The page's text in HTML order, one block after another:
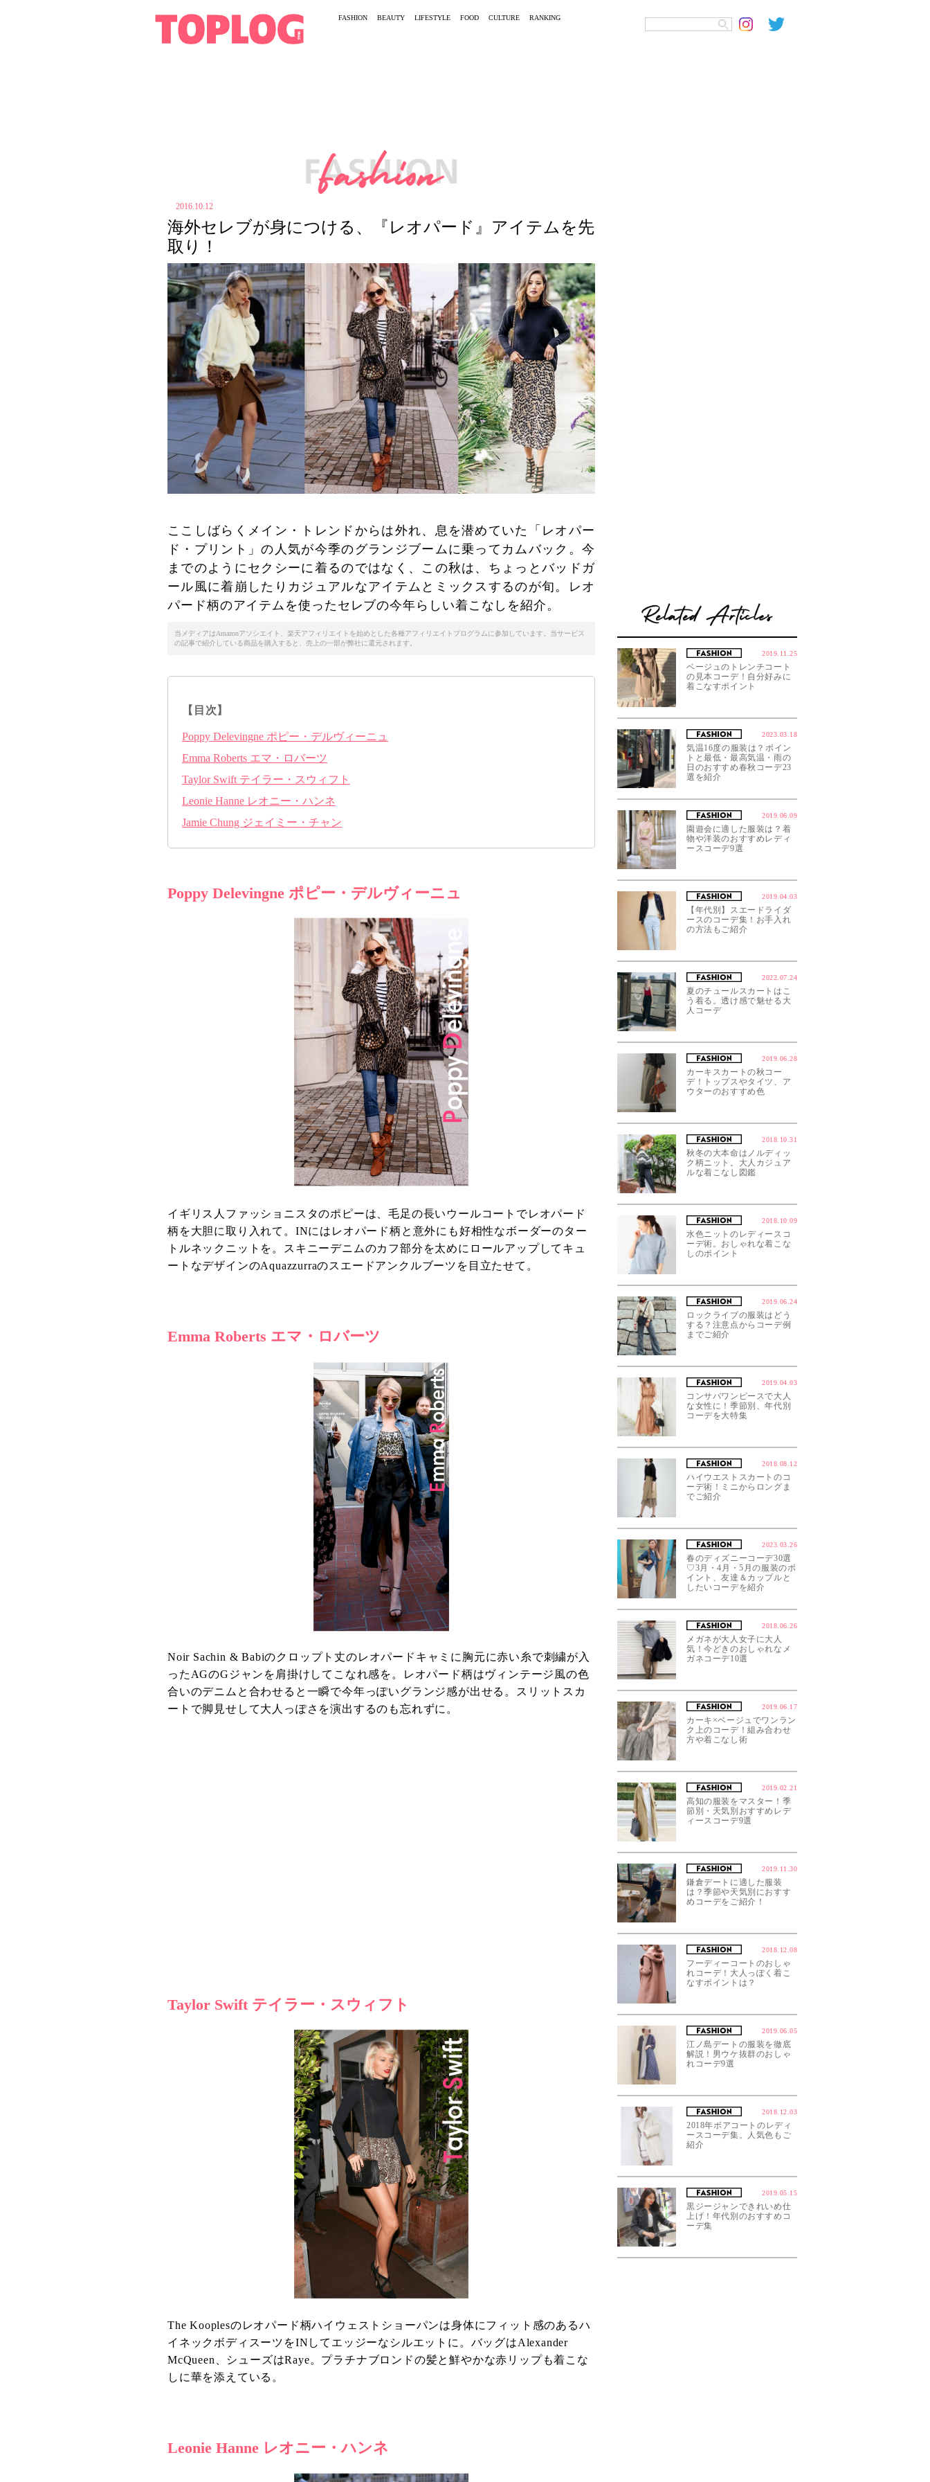
FASHION BEAUTY LIFESTYLE FOOD CULTURE RANKING
2016.10.12
海外セレブが身につける、『レオパード』アイテムを先
取り！
ここしばらくメイン・トレンドからは外れ、息を潜めていた「レオパー
ド・プリント」の人気が今季のグランジブームに乗ってカムバック。今
までのようにセクシーに着るのではなく、この秋は、ちょっとバッドガ
ール風に着崩したりカジュアルなアイテムとミックスするのが旬。レオ
パード柄のアイテムを使ったセレブの今年らしい着こなしを紹介。
当メディアはAmazonアソシエイト、楽天アフィリエイトを始めとした各種アフィリエイトプログラムに参加しています。当サービス
の記事で紹介している商品を購入すると、売上の一部が弊社に還元されます。
【目次】
Poppy Delevingne ポピー・デルヴィーニュ
Emma Roberts エマ・ロバーツ
Taylor Swift テイラー・スウィフト
Leonie Hanne レオニー・ハンネ
Jamie Chung ジェイミー・チャン
Poppy Delevingne ポピー・デルヴィーニュ
イギリス人ファッショニスタのポピーは、毛足の長いウールコートでレオパード
柄を大胆に取り入れて。INにはレオパード柄と意外にも好相性なボーダーのター
トルネックニットを。スキニーデニムのカフ部分を太めにロールアップしてキュ
ートなデザインのAquazzurraのスエードアンクルブーツを目立たせて。
Emma Roberts エマ・ロバーツ
Noir Sachin & Babiのクロップト丈のレオパードキャミに胸元に赤い糸で刺繍が入
ったAGのGジャンを肩掛けしてこなれ感を。レオパード柄はヴィンテージ風の色
合いのデニムと合わせると一瞬で今年っぽいグランジ感が出せる。スリットスカ
ートで脚見せして大人っぽさを演出するのも忘れずに。
Taylor Swift テイラー・スウィフト
The Kooplesのレオパード柄ハイウェストショーパンは身体にフィット感のあるハ
イネックボディスーツをINしてエッジーなシルエットに。バッグはAlexander
McQueen、シューズはRaye。プラチナブロンドの髪と鮮やかな赤リップも着こな
しに華を添えている。
Leonie Hanne レオニー・ハンネ
2019.11.25
ベージュのトレンチコート
の見本コーデ！自分好みに
着こなすポイント
2023.03.18
気温16度の服装は？ポイン
トと最低・最高気温・雨の
日のおすすめ春秋コーデ23
選を紹介
2019.06.09
園遊会に適した服装は？着
物や洋装のおすすめレディ
ースコーデ9選
2019.04.03
【年代別】スエードライダ
ースのコーデ集！お手入れ
の方法もご紹介
2022.07.24
夏のチュールスカートはこ
う着る。透け感で魅せる大
人コーデ
2019.06.28
カーキスカートの秋コー
デ！トップスやタイツ、ア
ウターのおすすめ色
2018.10.31
秋冬の大本命はノルディッ
ク柄ニット。大人カジュア
ルな着こなし図鑑
2018.10.09
水色ニットのレディースコ
ーデ術。おしゃれな着こな
しのポイント
2019.06.24
ロックライブの服装はどう
する？注意点からコーデ例
までご紹介
2019.04.03
コンサバワンピースで大人
な女性に！季節別、年代別
コーデを大特集
2018.08.12
ハイウエストスカートのコ
ーデ術！ミニからロングま
でご紹介
2023.03.26
春のディズニーコーデ30選
♡3月・4月・5月の服装のポ
イント、友達＆カップルと
したいコーデを紹介
2018.06.26
メガネが大人女子に大人
気！今どきのおしゃれなメ
ガネコーデ10選
2019.06.17
カーキ×ベージュでワンラン
ク上のコーデ！組み合わせ
方や着こなし術
2019.02.21
高知の服装をマスター！季
節別・天気別おすすめレデ
ィースコーデ9選
2019.11.30
鎌倉デートに適した服装
は？季節や天気別におすす
めコーデをご紹介！
2018.12.08
フーディーコートのおしゃ
れコーデ！大人っぽく着こ
なすポイントは？
2019.06.05
江ノ島デートの服装を徹底
解説！男ウケ抜群のおしゃ
れコーデ9選
2018.12.03
2018年ボアコートのレディ
ースコーデ集。人気色もご
紹介
2019.05.15
黒ジージャンできれいめ仕
上げ！年代別のおすすめコ
ーデ集